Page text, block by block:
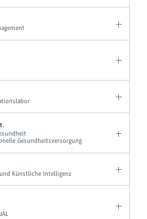
Gesundheitsversorgung
Künstliche Intelligenz